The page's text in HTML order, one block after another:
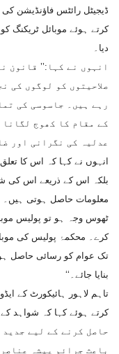
ڈیجیٹل رائٹس فاؤنڈیشن کی
کرتے ہوئے موبائل ٹریکنگ
دیا۔
انہوں نے کہا:’’ قانون
صلاحیتوں کو لوگوں کی
رہے ہیں۔ جاسوسی کی
کے مقام کا کھوج
عدلیہ کی نگرانی اور
انہوں نے کہا کہ اس کا
بلکہ اس کے ذریعے اس کی
معلومات حاصل ہوتی ہیں۔
ٹھوس وجہ ہو تو پولیس
کرے۔ محکمۂ پولیس کی
تک عوام کو رسائی حاصل
بنایا جائے۔‘‘
تاہم لاہور ہائیکورٹ کے
حاصل کرنے کے لیے جدید
باعث جرائم پیشہ